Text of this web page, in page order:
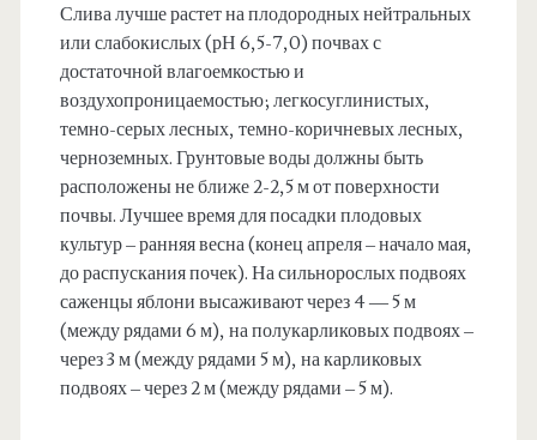
Слива лучше растет на плодородных нейтральных
или слабокислых (рН 6,5-7,0) почвах с
достаточной влагоемкостью и
воздухопроницаемостью; легкосуглинистых,
темно-серых лесных, темно-коричневых лесных,
черноземных. Грунтовые воды должны быть
расположены не ближе 2-2,5 м от поверхности
почвы. Лучшее время для посадки плодовых
культур – ранняя весна (конец апреля – начало мая,
до распускания почек). На сильнорослых подвоях
саженцы яблони высаживают через 4 — 5 м
(между рядами 6 м), на полукарликовых подвоях –
через 3 м (между рядами 5 м), на карликовых
подвоях – через 2 м (между рядами – 5 м).